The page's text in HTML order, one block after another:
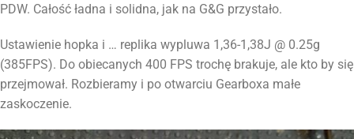
PDW. Całość ładna i solidna, jak na G&G przystało.
Ustawienie hopka i … replika wypluwa 1,36-1,38J @ 0.25g
(385FPS). Do obiecanych 400 FPS trochę brakuje, ale kto by się
przejmował. Rozbieramy i po otwarciu Gearboxa małe
zaskoczenie.